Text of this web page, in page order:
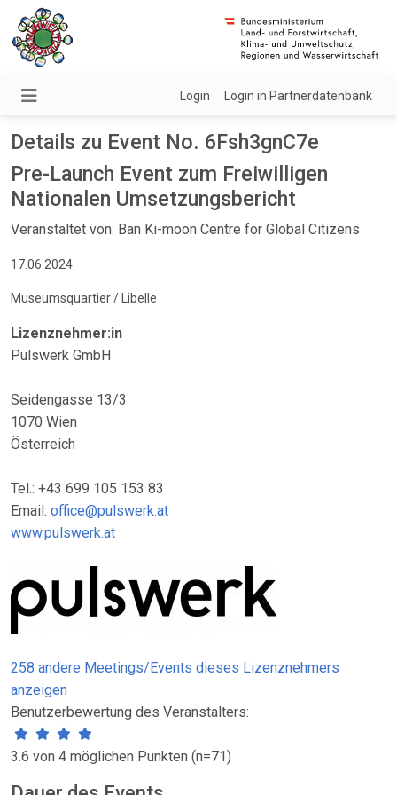
Login Login in Partnerdatenbank
Details zu Event No. 6Fsh3gnC7e
Pre-Launch Event zum Freiwilligen
Nationalen Umsetzungsbericht
Veranstaltet von: Ban Ki-moon Centre for Global Citizens
17.06.2024
Museumsquartier / Libelle
Lizenznehmer:in
Pulswerk GmbH
Seidengasse 13/3
1070 Wien
Österreich
Tel.: +43 699 105 153 83
Email: office@pulswerk.at
www.pulswerk.at
258 andere Meetings/Events dieses Lizenznehmers
anzeigen
Benutzerbewertung des Veranstalters:
3.6 von 4 möglichen Punkten (n=71)